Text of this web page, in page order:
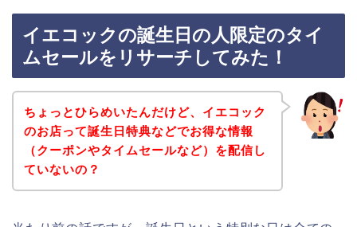
イエコックの誕生日の人限定のタイ
ムセールをリサーチしてみた！
ちょっとひらめいたんだけど、イエコック
のお店って誕生日特典などでお得な情報
（クーポンやタイムセールなど）を配信し
ていないの？